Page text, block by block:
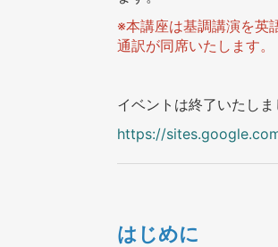
※本講座は基調講演を英
通訳が同席いたします。
イベントは終了いたし
https://
はじめに